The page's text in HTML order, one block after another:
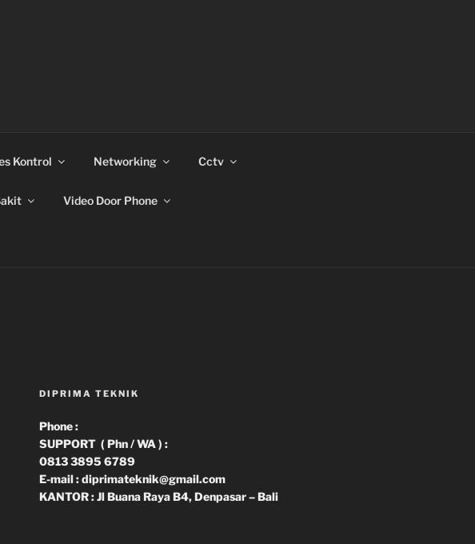
Kontrol Networking Cctv
Video Door Phone
DIPRIMA TEKNIK
Phone :
SUPPORT ( Phn / WA ) :
0813 3895 6789
E-mail : diprimateknik@gmail.com
KANTOR : Jl Buana Raya B4, Denpasar – Bali